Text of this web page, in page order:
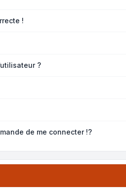
!
?
de me connecter !?